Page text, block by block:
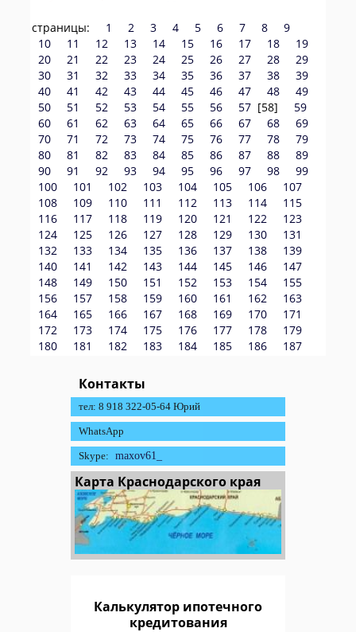
страницы: 1 2 3 4 5 6 7 8
9
10
11 12 13 14 15 16 17 18
19
20
21 22 23 24 25 26 27 28
29
30
31 32 33 34 35 36 37 38
39
40
41 42 43 44 45 46 47 48
49
50
51 52 53 54 55 56 57 [58]
59
60
61 62 63 64 65 66 67 68
69
70
71 72 73 74 75 76 77 78
79
80
81 82 83 84 85 86 87 88
89
90
91 92 93 94 95 96 97 98
99
100
101 102 103 104 105 106
107
108
109 110 111 112 113 114
115
116
117 118 119 120 121 122
123
124
125 126 127 128 129 130
131
132
133 134 135 136 137 138
139
140
141 142 143 144 145 146
147
148
149 150 151 152 153 154
155
156
157 158 159 160 161 162
163
164
165 166 167 168 169 170
171
172
173 174 175 176 177 178
179
180
181 182 183 184 185 186 187
Контакты
тел: 8 918 322-05-64 Юрий
WhatsApp
Skype: maxov61_
Карта Краснодарского края
Калькулятор ипотечного
кредитования